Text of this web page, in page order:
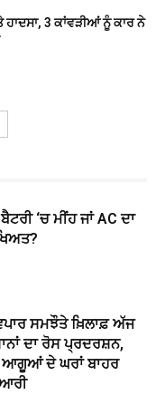
ਹਾਦਸਾ, 3 ਕਾਂਵੜੀਆਂ ਨੂੰ ਕਾਰ ਨੇ
‘ਚ ਮੀਂਹ ਜਾਂ AC ਦਾ
ਸਮਝੌਤੇ ਖ਼ਿਲਾਫ਼ ਅੱਜ
ਦਾ ਰੋਸ ਪ੍ਰਦਰਸ਼ਨ,
ਆਗੂਆਂ ਦੇ ਘਰਾਂ ਬਾਹਰ